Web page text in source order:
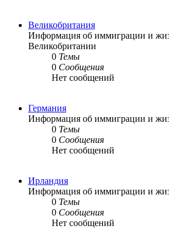
Великобритания
Информация об иммиграции и
Великобритании
0 Темы
0 Сообщения
Нет сообщений
Германия
Информация об иммиграции и
0 Темы
0 Сообщения
Нет сообщений
Ирландия
Информация об иммиграции и
0 Темы
0 Сообщения
Нет сообщений